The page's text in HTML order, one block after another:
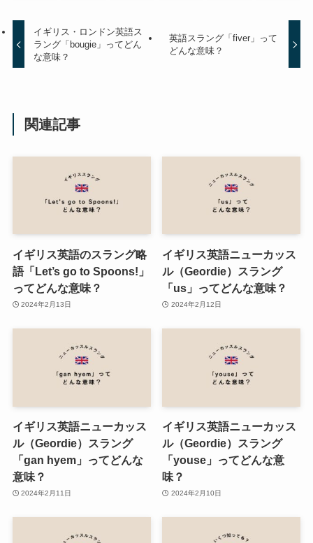
イギリス・ロンドン英語ス
ラング「bougie」ってどん
な意味？
英語スラング「fiver」って
どんな意味？
関連記事
イギリス英語のスラング略
語「Let’s go to Spoons!」
ってどんな意味？
2024年2月13日
イギリス英語ニューカッス
ル（Geordie）スラング
「us」ってどんな意味？
2024年2月12日
イギリス英語ニューカッス
ル（Geordie）スラング
「gan hyem」ってどんな
意味？
2024年2月11日
イギリス英語ニューカッス
ル（Geordie）スラング
「youse」ってどんな意
味？
2024年2月10日